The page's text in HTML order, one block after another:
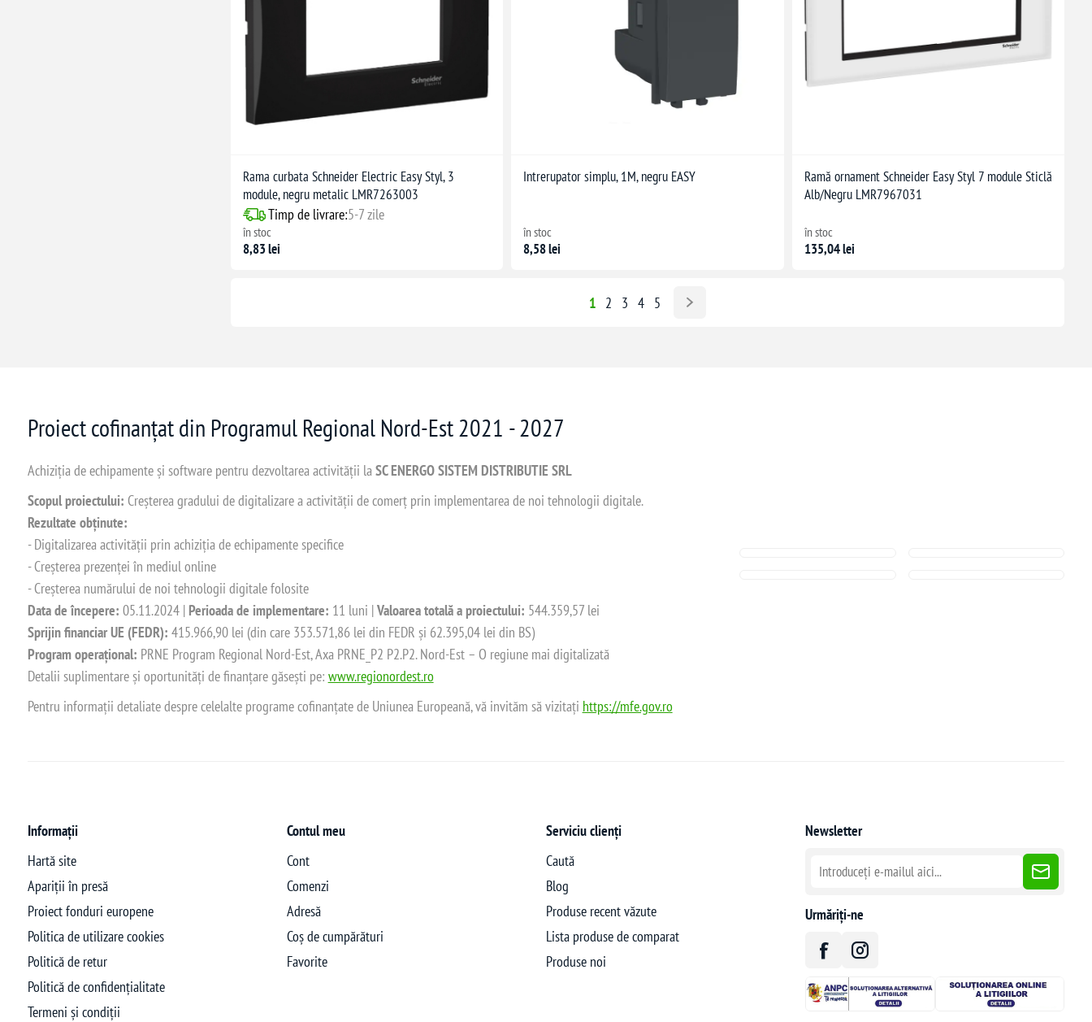
Rama curbata Schneider Electric Easy Styl, 3
module, negru metalic LMR7263003
Timp de livrare:5-7 zile
în stoc
8,83 lei
Intrerupator simplu, 1M, negru EASY
în stoc
8,58 lei
Ramă ornament Schneider Easy Styl 7 module Sticlă
Alb/Negru LMR7967031
în stoc
135,04 lei
1 2 3 4 5
Proiect cofinanțat din Programul Regional Nord-Est 2021 - 2027
Achiziția de echipamente și software pentru dezvoltarea activității laSC ENERGO SISTEM DISTRIBUTIE SRL
Scopul proiectului: Creșterea gradului de digitalizare a activității de comerț prin implementarea de noi tehnologii digitale.
Rezultate obținute:
- Digitalizarea activității prin achiziția de echipamente specifice
- Creșterea prezenței în mediul online
- Creșterea numărului de noi tehnologii digitale folosite
Data de începere: 05.11.2024 | Perioada de implementare: 11 luni |Valoarea totală a proiectului: 544.359,57 lei
Sprijin financiar UE (FEDR): 415.966,90 lei (din care 353.571,86 lei din FEDR și 62.395,04 lei din BS)
Program operațional: PRNE Program Regional Nord-Est, Axa PRNE_P2 P2.P2. Nord-Est – O regiune mai digitalizată
Detalii suplimentare și oportunități de finanțare găsești pe: www.regionordest.ro
Pentru informații detaliate despre celelalte programe cofinanțate de Uniunea Europeană, vă invităm să vizitați https://mfe.gov.ro
Informații
Hartă site
Apariții în presă
Proiect fonduri europene
Politica de utilizare cookies
Politică de retur
Politică de confidențialitate
Termeni și condiții
Contul meu
Cont
Comenzi
Adresă
Coș de cumpărături
Favorite
Serviciu clienți
Caută
Blog
Produse recent văzute
Lista produse de comparat
Produse noi
Newsletter
Urmăriți-ne